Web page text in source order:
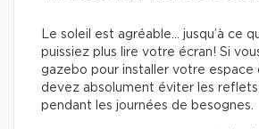
Le soleil est agréable… jusqu’à ce
puissiez plus lire votre écran! Si
gazebo pour installer votre espace
devez absolument éviter les
pendant les journées de besognes.